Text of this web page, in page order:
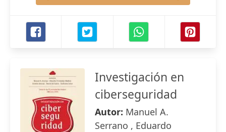
Investigación en
ciberseguridad
Autor: Manuel A.
Serrano , Eduardo